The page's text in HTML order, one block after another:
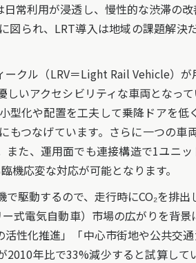
常利用が浸透し、慢性的な渋滞の
図られ、LRT導入は地域の課題解決
クル（LRV＝Light Rail Vehicle）
いアクセシビリティな車両となっ
型化や配置を工夫して乗降ドアを
もつなげています。さらに一つの
た、運用面でも連接構造で1ユニ
機応変な対応が可能となります。
駆動するので、走行時にCO₂を排
式電気自動車）市場の広がりを背
性化推進」「中心市街地や公共交
2010年比で33%減少すると試算し